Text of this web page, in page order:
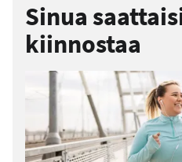
Sinua
kiinnostaa